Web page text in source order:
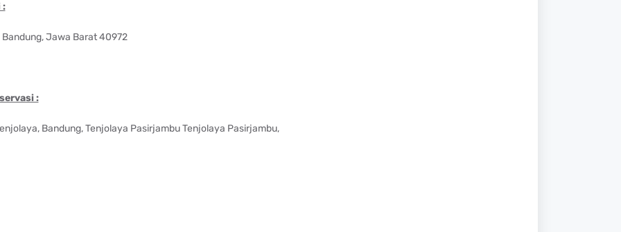
:
Jawa Barat 40972
:
Bandung, Tenjolaya Pasirjambu Tenjolaya Pasirjambu,